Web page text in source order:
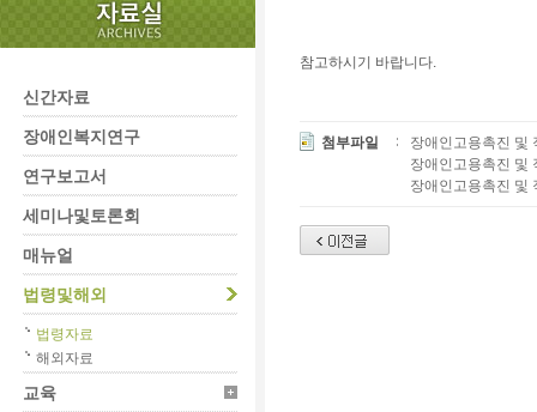
신간자료
장애인복지연구
연구보고서
세미나및토론회
매뉴얼
법령및해외
법령자료
해외자료
교육
참고하시기 바랍니다.
첨부파일
장애인고용촉진 및
장애인고용촉진 및
장애인고용촉진 및